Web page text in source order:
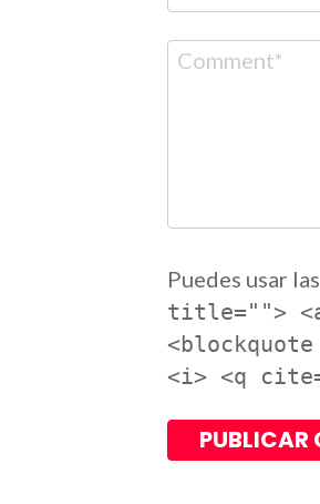
Comentario
Puedes usar
title="">
<i> <q